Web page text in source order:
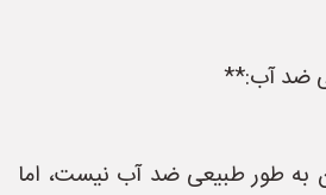
به طور طبیعی ضد آب نیست، اما